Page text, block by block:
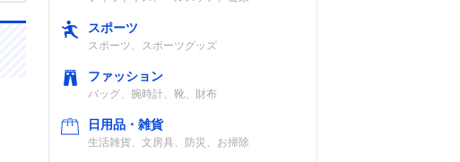
スポーツ
スポーツ、スポーツグッズ
ファッション
バッグ、腕時計、靴、財布
日用品・雑貨
生活雑貨、文房具、防災、お掃除